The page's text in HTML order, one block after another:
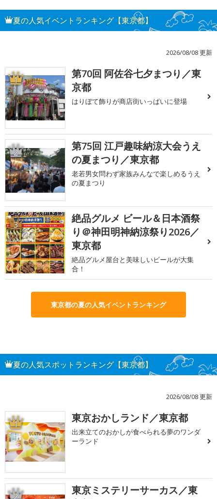
夏の人気イベントランキング【東京都】
2026/08/08 更新
1
第70回 阿佐谷七夕まつり／東
京都
はりぼて飾りが商店街いっぱいに登場
2
第75回 江戸趣味納涼大会うえ
の夏まつり／東京都
老若男女問わず家族みんなで楽しめるうえ
の夏まつり
3
絶品グルメ ビール＆日本酒祭
り＠神田明神納涼祭り2026／
東京都
絶品グルメ屋台と美味しいビールが大集
合！
東京都の夏の人気イベントランキング
夏の人気スポットランキング【東京都】
2026/08/08 更新
1 東京おかしランド／東京都
出来立てのおかしが食べられる夢のワンダ
ーランド
2
東京ミステリーサーカス／東